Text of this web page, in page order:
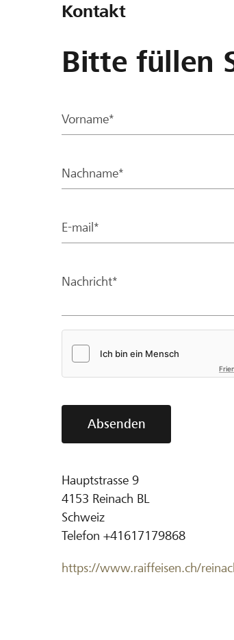
Kontakt
Bitte füllen
Vorname*
Nachname*
E-mail*
Nachricht*
Absenden
Hauptstrasse 9
4153 Reinach BL
Schweiz
Telefon +41617179868
https://www.raiffeisen.ch/